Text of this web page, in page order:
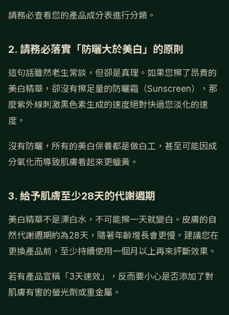
請務必查看您的產品成分表進行分類。
2. 請務必落實「防曬大於美白」的原則
這句話雖然老生常談，但卻是真理。如果您擦了昂貴的
美白精華，卻沒有擦足量的防曬霜（Sunscreen），那
麼紫外線刺激黑色素生成的速度絕對快過您淡化的速
度。
沒有防曬，所有的美白保養都是做白工，甚至可能因成
分氧化而導致肌膚看起來更蠟黃。
3. 給予肌膚至少28天的代謝週期
美白精華不是漂白水，不可能擦一天就變白。皮膚的自
然代謝週期約為28天，隨著年齡增長會更慢。建議您在
更換產品前，至少持續使用一個月以上再來評斷效果。
若有產品宣稱「3天速效」，反而要小心是否添加了對
肌膚有害的螢光劑或重金屬。